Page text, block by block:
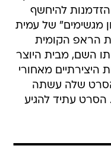
להיחשף
מגשימים" של עמית
הראפ הקומית
השם, מבית היוצר
היצירתיים מאחורי
שלה עשתה
עתיד להגיע